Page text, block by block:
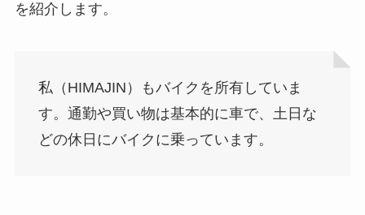
を紹介します。
私（HIMAJIN）もバイクを所有していま
す。通勤や買い物は基本的に車で、土日な
どの休日にバイクに乗っています。